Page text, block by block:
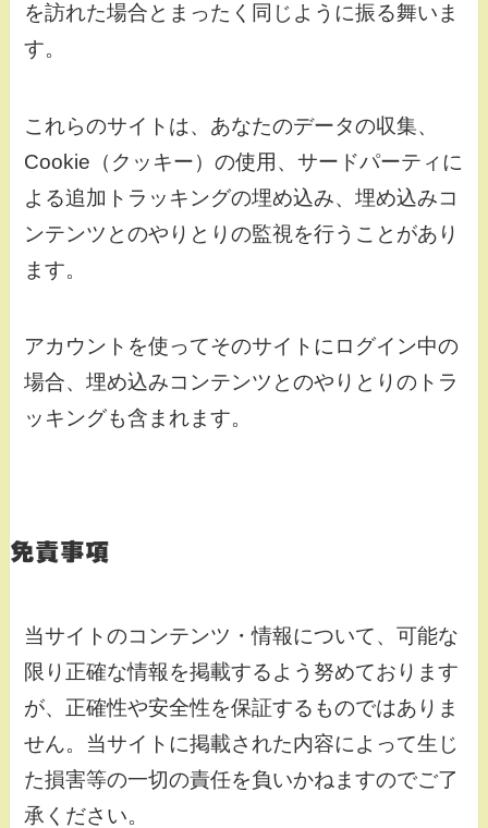
を訪れた場合とまったく同じように振る舞いま
す。
これらのサイトは、あなたのデータの収集、
Cookie（クッキー）の使用、サードパーティに
よる追加トラッキングの埋め込み、埋め込みコ
ンテンツとのやりとりの監視を行うことがあり
ます。
アカウントを使ってそのサイトにログイン中の
場合、埋め込みコンテンツとのやりとりのトラ
ッキングも含まれます。
免責事項
当サイトのコンテンツ・情報について、可能な
限り正確な情報を掲載するよう努めております
が、正確性や安全性を保証するものではありま
せん。当サイトに掲載された内容によって生じ
た損害等の一切の責任を負いかねますのでご了
承ください。